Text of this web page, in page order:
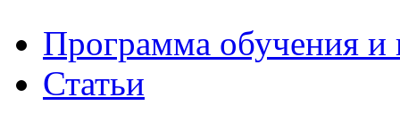
Программа обучения и
Статьи